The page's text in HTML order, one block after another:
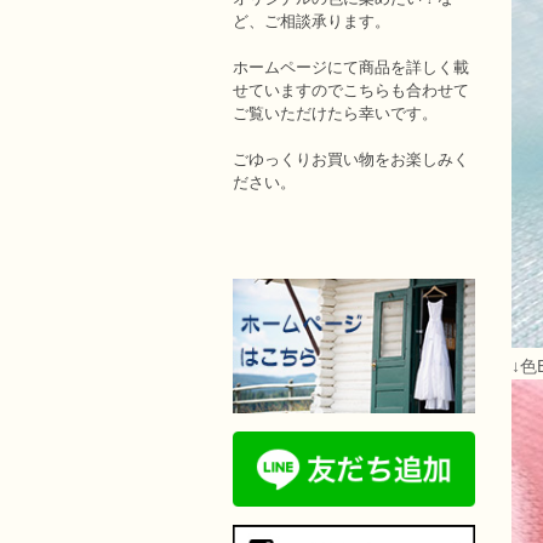
↓色
ど、ご相談承ります。
ホームページにて商品を詳しく載
せていますのでこちらも合わせて
ご覧いただけたら幸いです。
ごゆっくりお買い物をお楽しみく
ださい。